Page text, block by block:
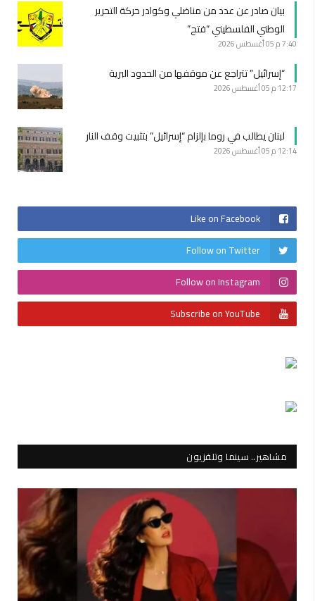
بيان صادر عن عدد من مناضلي وكوادر حركة التحرير
الوطني الفلسطيني “فتح”
7:40 م 05 أغسطس 2026
“إسرائيل” تتراجع عن موقفها من الحدود البرية
12:17 م 05 أغسطس 2026
لبنان يطالب في روما بإلزام “إسرائيل” بتثبيت وقف النار
12:14 م 05 أغسطس 2026
Like on Facebook
Follow on Twitter
Follow on Instagram
Subscribe on YouTube
مشاهير.. سينما وتلفزيون